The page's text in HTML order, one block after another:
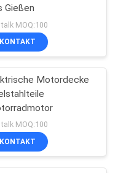
Gießen
talk MOQ:100
KONTAKT
Motordecke
talk MOQ:100
KONTAKT